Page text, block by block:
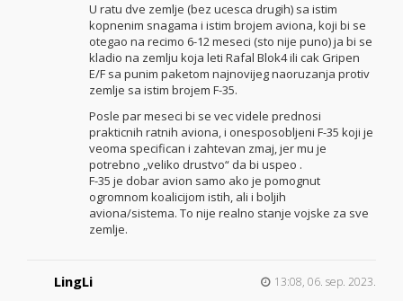
U ratu dve zemlje (bez ucesca drugih) sa istim
kopnenim snagama i istim brojem aviona, koji bi se
otegao na recimo 6-12 meseci (sto nije puno) ja bi se
kladio na zemlju koja leti Rafal Blok4 ili cak Gripen
E/F sa punim paketom najnovijeg naoruzanja protiv
zemlje sa istim brojem F-35.
Posle par meseci bi se vec videle prednosi
prakticnih ratnih aviona, i onesposobljeni F-35 koji je
veoma specifican i zahtevan zmaj, jer mu je
potrebno „veliko drustvo“ da bi uspeo .
F-35 je dobar avion samo ako je pomognut
ogromnom koalicijom istih, ali i boljih
aviona/sistema. To nije realno stanje vojske za sve
zemlje.
LingLi 13:08, 06. sep. 2023.